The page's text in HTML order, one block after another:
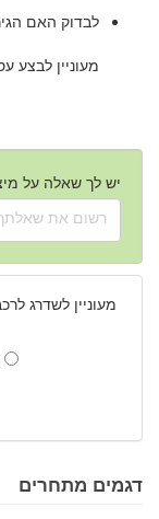
לבדוק האם
מעוניין לבצע
יש לך שאלה על מיצובישי לנסר
מעוניין לשדרג
דגמים מתחרים